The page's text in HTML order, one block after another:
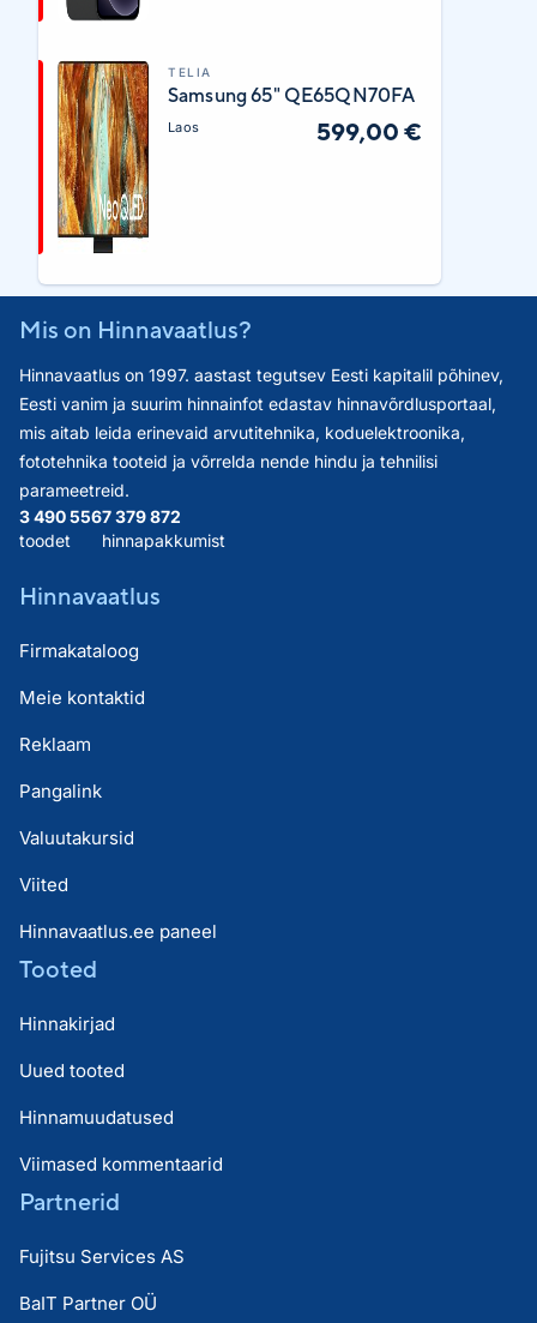
TELIA
Samsung 65" QE65QN70FA
Laos 599,00 €
Mis on Hinnavaatlus?
Hinnavaatlus on 1997. aastast tegutsev Eesti kapitalil põhinev,
Eesti vanim ja suurim hinnainfot edastav hinnavõrdlusportaal,
mis aitab leida erinevaid arvutitehnika, koduelektroonika,
fototehnika tooteid ja võrrelda nende hindu ja tehnilisi
parameetreid.
3 490 556
toodet
7 379 872
hinnapakkumist
Hinnavaatlus
Firmakataloog
Meie kontaktid
Reklaam
Pangalink
Valuutakursid
Viited
Hinnavaatlus.ee paneel
Tooted
Hinnakirjad
Uued tooted
Hinnamuudatused
Viimased kommentaarid
Partnerid
Fujitsu Services AS
BaIT Partner OÜ